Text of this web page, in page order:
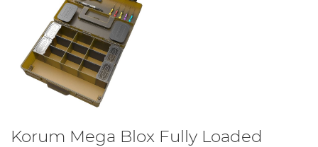
Korum Mega Blox Fully Loaded